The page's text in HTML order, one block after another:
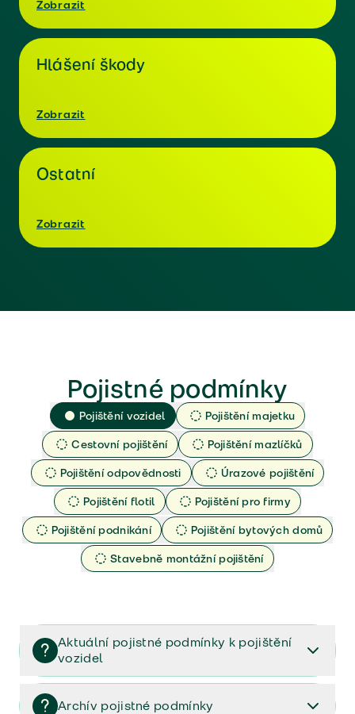
Zobrazit
Hlášení škody
Zobrazit
Ostatní
Zobrazit
Pojistné podmínky
Pojištění vozidel
Pojištění majetku
Cestovní pojištění
Pojištění mazlíčků
Pojištění odpovědnosti
Úrazové pojištění
Pojištění flotil
Pojištění pro firmy
Pojištění podnikání
Pojištění bytových domů
Stavebně montážní pojištění
Aktuální pojistné podmínky k pojištění
vozidel
Pojištění vozidel/Pojistné podmínky a vše důležité ke
smlouvě (PDF)
Archív pojistné podmínky